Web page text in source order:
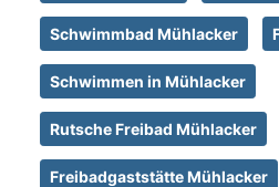
Schwimmbad Mühlacker
Schwimmen in Mühlacker
Rutsche Freibad Mühlacker
Freibadgaststätte Mühlacker